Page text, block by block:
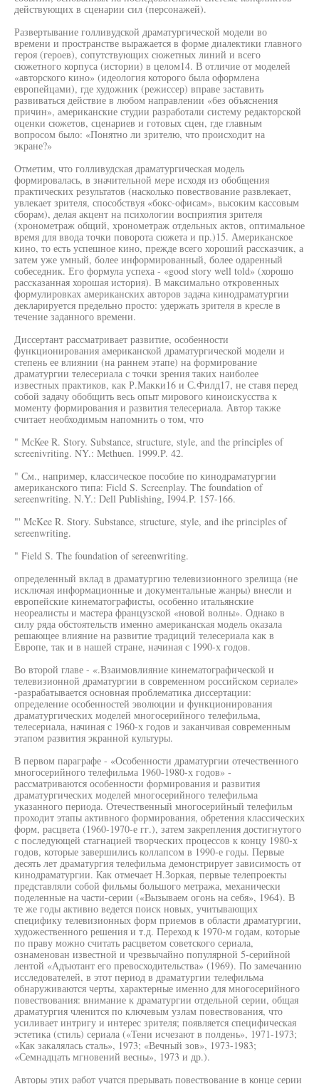
действующих в сценарии сил (персонажей).
Развертывание голливудской драматургической модели во
времени и пространстве выражается в форме диалектики главного
героя (героев), сопутствующих сюжетных линий и всего
сюжетного корпуса (истории) в целом14. В отличие от моделей
«авторского кино» (идеология которого была оформлена
европейцами), где художник (режиссер) вправе заставить
развиваться действие в любом направлении «без объяснения
причин», американские студии разработали систему редакторской
оценки сюжетов, сценариев и готовых сцен, где главным
вопросом было: «Понятно ли зрителю, что происходит на
экране?»
Отметим, что голливудская драматургическая модель
формировалась, в значительной мере исходя из обобщения
практических результатов (насколько повествование развлекает,
увлекает зрителя, способствуя «бокс-офисам», высоким кассовым
сборам), делая акцент на психологии восприятия зрителя
(хронометраж общий, хронометраж отдельных актов, оптимальное
время для ввода точки поворота сюжета и пр.)15. Американское
кино, то есть успешное кино, прежде всего хороший рассказчик, а
затем уже умный, более информированный, более одаренный
собеседник. Его формула успеха - «good story well told» (хорошо
рассказанная хорошая история). В максимально откровенных
формулировках американских авторов задача кинодраматургии
декларируется предельно просто: удержать зрителя в кресле в
течение заданного времени.
Диссертант рассматривает развитие, особенности
функционирования американской драматургической модели и
степень ее влиянии (на раннем этапе) на формирование
драматургии телесериала с точки зрения таких наиболее
известных практиков, как Р.Макки16 и С.Филд17, не ставя перед
собой задачу обобщить весь опыт мирового киноискусства к
моменту формирования и развития телесериала. Автор также
считает необходимым напомнить о том, что
" МсКее R. Story. Substance, structure, style, and the principles of
screenivriting. NY.: Methuen. 1999.P. 42.
" См., например, классическое пособие по кинодраматургии
американского типа: Ficld S. Screenplay. The foundation of
sereenwriting. N.Y.: Dell Publishing, I994.P. 157-166.
"' McKee R. Story. Substance, structure, style, and ihe principles of
sereenwriting.
" Field S. The foundation of sereenwriting.
определенный вклад в драматургию телевизионного зрелища (не
исключая информационные и документальные жанры) внесли и
европейские кинематографисты, особенно итальянские
неореалисты и мастера французской «новой волны». Однако в
силу ряда обстоятельств именно американская модель оказала
решающее влияние на развитие традиций телесериала как в
Европе, так и в нашей стране, начиная с 1990-х годов.
Во второй главе - «.Взаимовлияние кинематографической и
телевизионной драматургии в современном российском сериале»
-разрабатывается основная проблематика диссертации:
определение особенностей эволюции и функционирования
драматургических моделей многосерийного телефильма,
телесериала, начиная с 1960-х годов и заканчивая современным
этапом развития экранной культуры.
В первом параграфе - «Особенности драматургии отечественного
многосерийного телефильма 1960-1980-х годов» -
рассматриваются особенности формирования и развития
драматургических моделей многосерийного телефильма
указанного периода. Отечественный многосерийный телефильм
проходит этапы активного формирования, обретения классических
форм, расцвета (1960-1970-е гг.), затем закрепления достигнутого
с последующей стагнацией творческих процессов к концу 1980-х
годов, которые завершились коллапсом в 1990-е годы. Первые
десять лет драматургия телефильма демонстрирует зависимость от
кинодраматургии. Как отмечает Н.Зоркая, первые телепроекты
представляли собой фильмы большого метража, механически
поделенные на части-серии («Вызываем огонь на себя», 1964). В
те же годы активно ведется поиск новых, учитывающих
специфику телевизионных форм приемов в области драматургии,
художественного решения и т.д. Переход к 1970-м годам, которые
по праву можно считать расцветом советского сериала,
ознаменован известной и чрезвычайно популярной 5-серийной
лентой «Адъютант его превосходительства» (1969). По замечанию
исследователей, в этот период в драматургии телефильма
обнаруживаются черты, характерные именно для многосерийного
повествования: внимание к драматургии отдельной серии, общая
драматургия членится по ключевым узлам повествования, что
усиливает интригу и интерес зрителя; появляется специфическая
эстетика (стиль) сериала («Тени исчезают в полдень», 1971-1973;
«Как закалялась сталь», 1973; «Вечный зов», 1973-1983;
«Семнадцать мгновений весны», 1973 и др.).
Авторы этих работ учатся прерывать повествование в конце серии